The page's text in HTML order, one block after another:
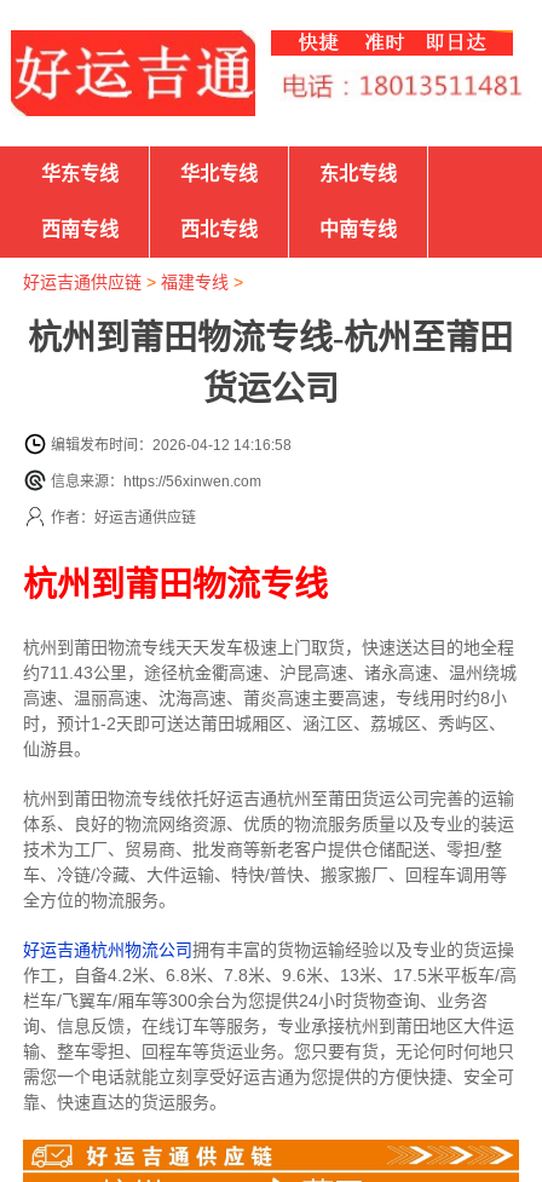
华东专线 华北专线 东北专线
西南专线 西北专线 中南专线
好运吉通供应链> 福建专线 >
杭州到莆田物流专线-杭州至莆田
货运公司
编辑发布时间：2026-04-12 14:16:58
信息来源：https://56xinwen.com
作者：好运吉通供应链
杭州到莆田物流专线
杭州到莆田物流专线天天发车极速上门取货，快速送达目的地全程
约711.43公里，途径杭金衢高速、沪昆高速、诸永高速、温州绕城
高速、温丽高速、沈海高速、莆炎高速主要高速，专线用时约8小
时，预计1-2天即可送达莆田城厢区、涵江区、荔城区、秀屿区、
仙游县。
杭州到莆田物流专线依托好运吉通杭州至莆田货运公司完善的运输
体系、良好的物流网络资源、优质的物流服务质量以及专业的装运
技术为工厂、贸易商、批发商等新老客户提供仓储配送、零担/整
车、冷链/冷藏、大件运输、特快/普快、搬家搬厂、回程车调用等
全方位的物流服务。
好运吉通杭州物流公司拥有丰富的货物运输经验以及专业的货运操
作工，自备4.2米、6.8米、7.8米、9.6米、13米、17.5米平板车/高
栏车/飞翼车/厢车等300余台为您提供24小时货物查询、业务咨
询、信息反馈，在线订车等服务， 专业承接杭州到莆田地区大件运
输、整车零担、回程车等货运业务。 您只要有货，无论何时何地只
需您一个电话就能立刻享受好运吉通为您提供的方便快捷、安全可
靠、快速直达的货运服务。